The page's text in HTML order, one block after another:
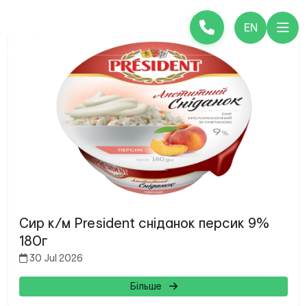
EN
Сир к/м President сніданок персик 9%
180г
30 Jul 2026
Більше